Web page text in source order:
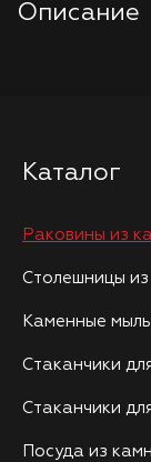
Описание
Каталог
Раковины из
Столешницы
Каменные
Стаканчики
Стаканчики
Посуда из